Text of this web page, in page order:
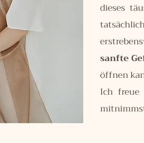
dieses
sanfte
öffnen
Ich